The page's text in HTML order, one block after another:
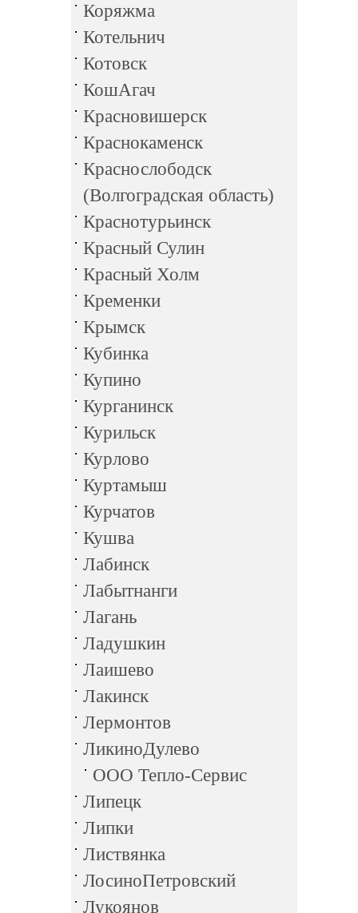
Коряжма
Котельнич
Котовск
КошАгач
Красновишерск
Краснокаменск
Краснослободск
(Волгоградская область)
Краснотурьинск
Красный Сулин
Красный Холм
Кременки
Крымск
Кубинка
Купино
Курганинск
Курильск
Курлово
Куртамыш
Курчатов
Кушва
Лабинск
Лабытнанги
Лагань
Ладушкин
Лаишево
Лакинск
Лермонтов
ЛикиноДулево
ООО Тепло-Сервис
Липецк
Липки
Листвянка
ЛосиноПетровский
Лукоянов